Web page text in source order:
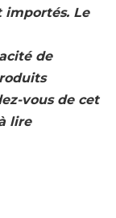
importés. Le
de
vous de cet
lire